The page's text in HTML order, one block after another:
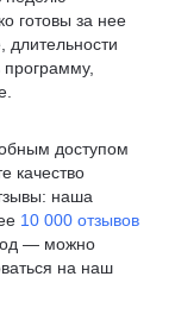
готовы за нее
длительности
доступом
качество
наша
10 000 отзывов
— можно
на наш